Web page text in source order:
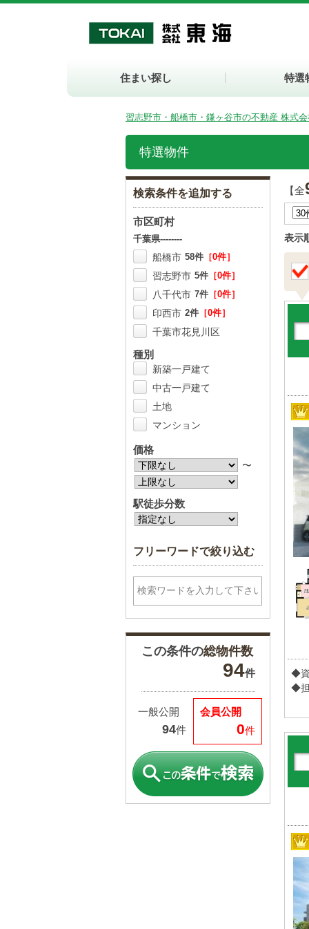
住まい探し 特選
習志野市・船橋市・鎌ヶ谷市の不動産 株式
特選物件
【全
表示
◆資
◆担
検索条件を追加する
市区町村
千葉県--------
船橋市 58件 ［0件］
習志野市 5件 ［0件］
八千代市 7件 ［0件］
印西市 2件 ［0件］
千葉市花見川区
千葉市中央区
千葉市緑区 2件
松戸市
八街市 4件
いすみ市 1件［0件］
成田市 1件［0件］
東金市
山武郡横芝光町
大網白里市 1件［0件］
山武市 1件［0件］
木更津市 1件［0件］
東京都--------
種別
新築一戸建て
中古一戸建て
土地
マンション
価格
〜
駅徒歩分数
フリーワードで絞り込む
この条件の総物件数
94件
会員公開
0件
一般公開
94件